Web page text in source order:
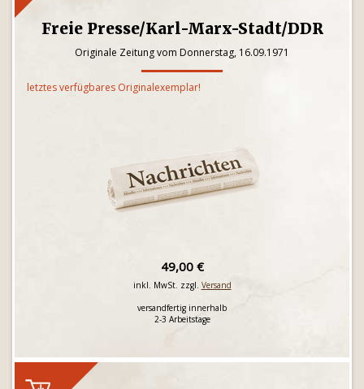
Freie Presse/Karl-Marx-Stadt/DDR
Originale Zeitung vom Donnerstag, 16.09.1971
letztes verfügbares Originalexemplar!
49,00 €
inkl. MwSt. zzgl. Versand
versandfertig innerhalb
2-3 Arbeitstage